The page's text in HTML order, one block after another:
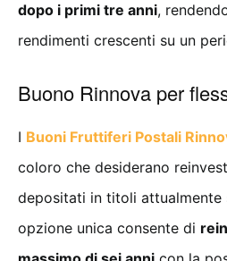
dopo i primi tre anni,
rendimenti crescenti su un
Buono Rinnova per
I Buoni Fruttiferi Postali
coloro che desiderano
depositati in titoli attualmente
opzione unica consente di